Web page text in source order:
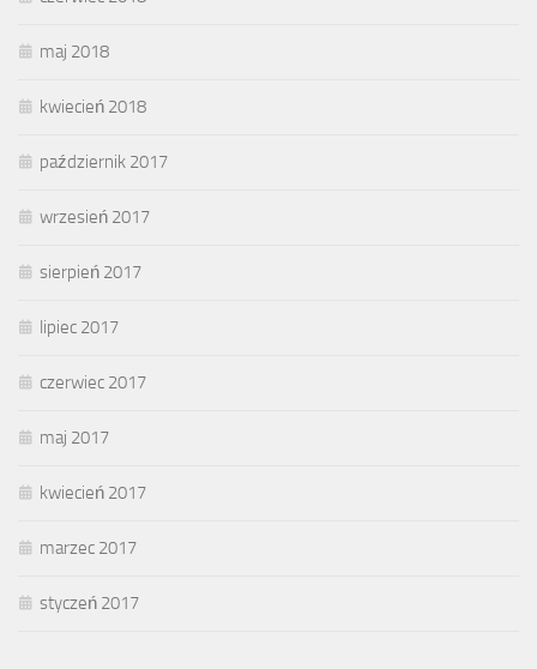
maj 2018
kwiecień 2018
październik 2017
wrzesień 2017
sierpień 2017
lipiec 2017
czerwiec 2017
maj 2017
kwiecień 2017
marzec 2017
styczeń 2017